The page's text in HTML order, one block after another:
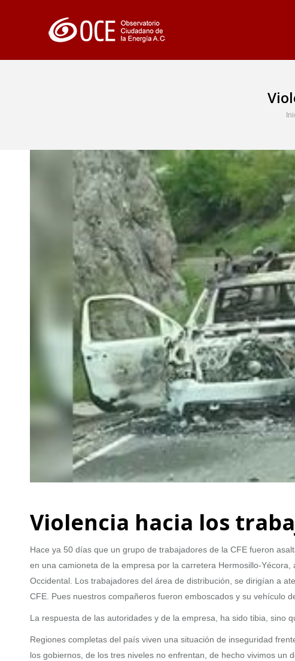
Violencia hacia los
Hace ya 50 días que un grupo de trabajadores de la CFE fueron
en una camioneta de la empresa por la carretera Hermosillo-
Occidental. Los trabajadores del área de distribución, se dirigían a
CFE. Pues nuestros compañeros fueron emboscados y su vehículo
La respuesta de las autoridades y de la empresa, ha sido tibia, sino
Regiones completas del país viven una situación de inseguridad
los gobiernos, de los tres niveles no enfrentan, de hecho vivimos